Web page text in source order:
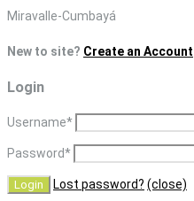
Skip
content
Miravalle-Cumbayá
New to site? Create an Account
Login
Username*
Password*
Lost password? (close)